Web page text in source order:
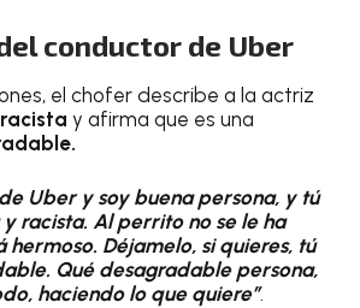
conductor de Uber
el chofer describe a la actriz
racistay afirma que es una
Uber y soy buena persona, y tú
y racista. Al perrito no se le ha
hermoso. Déjamelo, si quieres, tú
Qué desagradable persona,
haciendo lo que quiere”.